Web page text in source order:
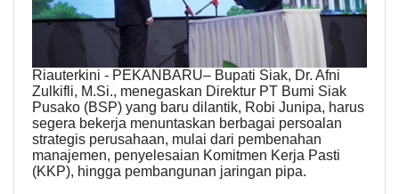
Riauterkini - PEKANBARU– Bupati Siak, Dr. Afni
Zulkifli, M.Si., menegaskan Direktur PT Bumi Siak
Pusako (BSP) yang baru dilantik, Robi Junipa, harus
segera bekerja menuntaskan berbagai persoalan
strategis perusahaan, mulai dari pembenahan
manajemen, penyelesaian Komitmen Kerja Pasti
(KKP), hingga pembangunan jaringan pipa.